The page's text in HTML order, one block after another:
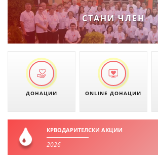
ЗНАЧЕЊЕ НА СЛУЖБАТА ЗА
ФОРМУЛАРИ ЗА БАРАЊА
ЗДРАВСТВЕНО ПРЕВЕНТИВНА
ПРВА ПОМОШ
КРВОДАРИТЕЛСТВО
УСЛУГИ
СТАНИ ЧЛЕН
ДОНАЦИИ ONLINE ДОНАЦИИ
КРВОДАРИТЕЛСКИ АКЦИИ
2026